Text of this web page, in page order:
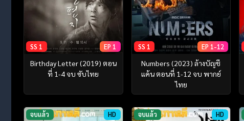
SS 1 EP 1
Birthday Letter (2019) ตอน
ที่ 1-4 จบ ซับไทย
SS 1 EP 1-12
Numbers (2023) ล้างบัญชี
แค้น ตอนที่ 1-12 จบ พากย์
ไทย
จบแล้ว HD จบแล้ว HD